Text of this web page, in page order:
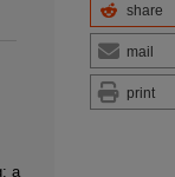
share
mail
print
a